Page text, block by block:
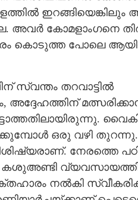
ഇറങ്ങിയെങ്കിലും
അവർ കോമളാംഗനെ
കൊടുത്ത പോലെ
സ്വന്തം തറവാട്ടിൽ
ഒരു വഴി
നേരത്തെ
കശുഅണ്ടി
നൽകി